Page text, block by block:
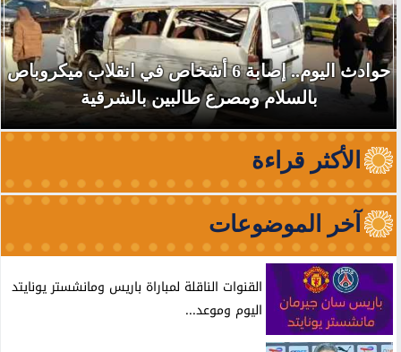
حوادث اليوم.. إصابة 6 أشخاص في انقلاب ميكروباص
بالسلام ومصرع طالبين بالشرقية
الأكثر قراءة
آخر الموضوعات
القنوات الناقلة لمباراة باريس ومانشستر يونايتد
اليوم وموعد...